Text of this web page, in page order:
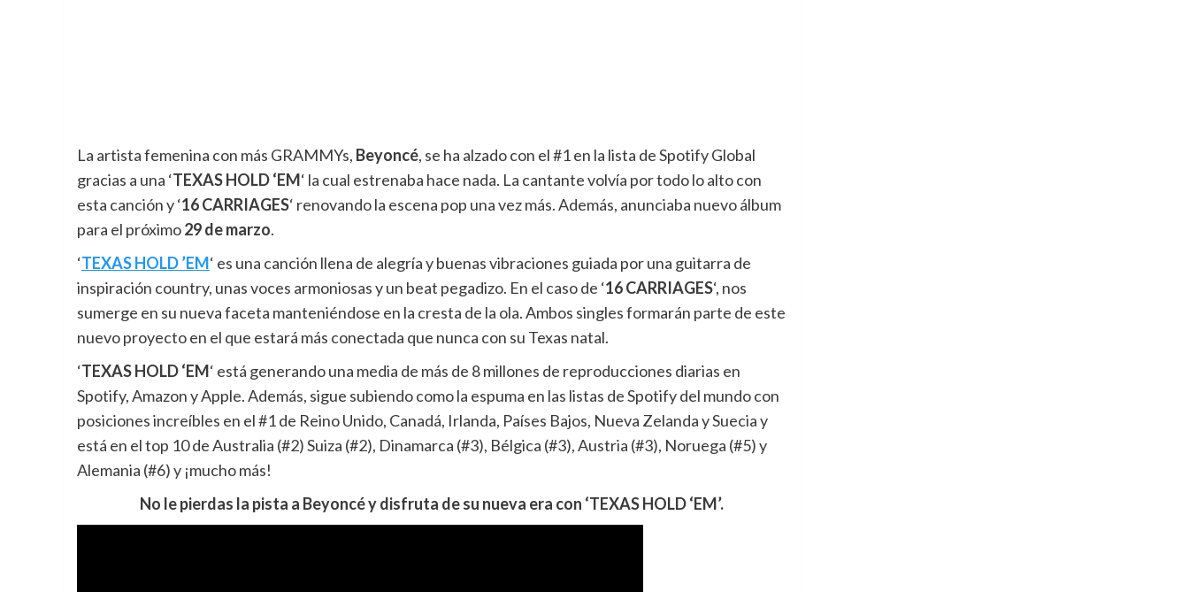
La artista femenina con más GRAMMYs, Beyoncé, se ha alzado con el #1 en la lista de Spotify Global
gracias a una ‘TEXAS HOLD ‘EM‘ la cual estrenaba hace nada. La cantante volvía por todo lo alto con
esta canción y ‘16 CARRIAGES‘ renovando la escena pop una vez más. Además, anunciaba nuevo álbum
para el próximo29 de marzo.
‘TEXAS HOLD ’EM‘ es una canción llena de alegría y buenas vibraciones guiada por una guitarra de
inspiración country, unas voces armoniosas y un beat pegadizo. En el caso de ‘16 CARRIAGES‘, nos
sumerge en su nueva faceta manteniéndose en la cresta de la ola. Ambos singles formarán parte de este
nuevo proyecto en el que estará más conectada que nunca con su Texas natal.
‘TEXAS HOLD ‘EM‘ está generando una media de más de 8 millones de reproducciones diarias en
Spotify, Amazon y Apple. Además, sigue subiendo como la espuma en las listas de Spotify del mundo con
posiciones increíbles en el #1 de Reino Unido, Canadá, Irlanda, Países Bajos, Nueva Zelanda y Suecia y
está en el top 10 de Australia (#2) Suiza (#2), Dinamarca (#3), Bélgica (#3), Austria (#3), Noruega (#5) y
Alemania (#6) y ¡mucho más!
No le pierdas la pista a Beyoncé y disfruta de su nueva era con ‘TEXAS HOLD ‘EM’.